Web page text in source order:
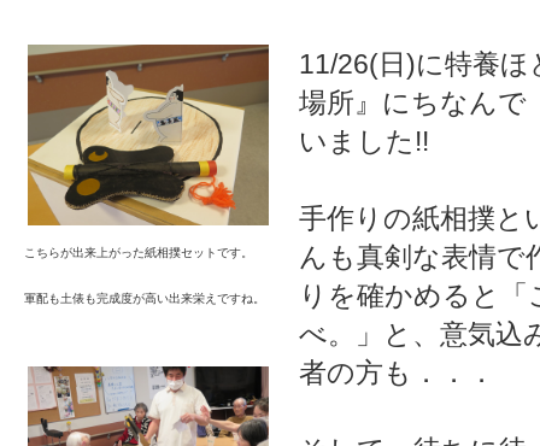
こちらが出来上がった紙相撲セットです。
軍配も土俵も完成度が高い出来栄えですね。
11/26(日)に特養
場所』にちなんで
いました!!
手作りの紙相撲と
んも真剣な表情で
りを確かめると
べ。」と、意気込
者の方も．．．